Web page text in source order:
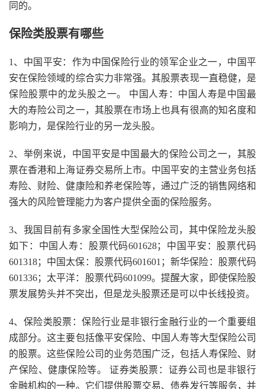
同的。
保险类股票有哪些
1、中国平安：作为中国保险行业的领军企业之一，中国平
安在保险领域的综合实力非常强。其股票表现一直稳健，是
保险股票中的龙头股之一。 中国人寿：中国人寿是中国最
大的寿险公司之一，其股票在市场上也具有很高的知名度和
影响力，是保险行业的另一龙头股。
2、举例来说，中国平安是中国最大的保险公司之一，其股
票在香港和上海证券交易所上市。中国平安的主营业务包括
寿险、财险、健康险和养老保险等，通过广泛的销售网络和
强大的风险管理能力为客户提供全面的保险服务。
3、我国目前有多家全国性大型保险公司，其中保险龙头股
如下：中国人寿：股票代码601628；中国平安：股票代码
601318；中国太保：股票代码601601；新华保险：股票代码
601336；太平洋：股票代码601099。提醒大家，即使保险股
票发展势头并不突出，但是龙头股票还是可以中长线投资。
4、保险类股票：保险行业是非银行金融行业的一个重要组
成部分。这主要包括像平安保险、中国人寿等大型保险公司
的股票。这些保险公司的业务范围广泛，包括人寿保险、财
产保险、健康保险等。 证券类股票：证券公司也是非银行
金融机构的一种。它们提供股票交易、债券发行等服务，并